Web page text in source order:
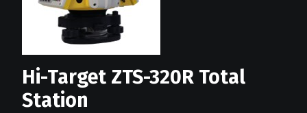
Hi-Target ZTS-320R Total
Station